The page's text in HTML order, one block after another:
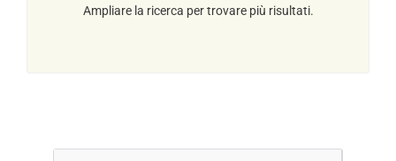
Ampliare la ricerca per trovare più risultati.